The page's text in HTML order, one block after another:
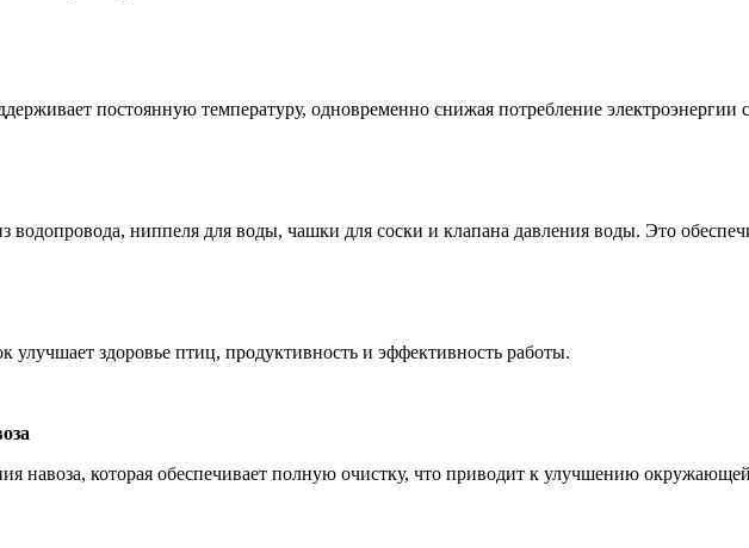
постоянную температуру, одновременно снижая потребление
водопровода, ниппеля для воды, чашки для соски и клапана давления воды. Это
улучшает здоровье птиц, продуктивность и эффективность работы.
навоза, которая обеспечивает полную очистку, что приводит к улучшению